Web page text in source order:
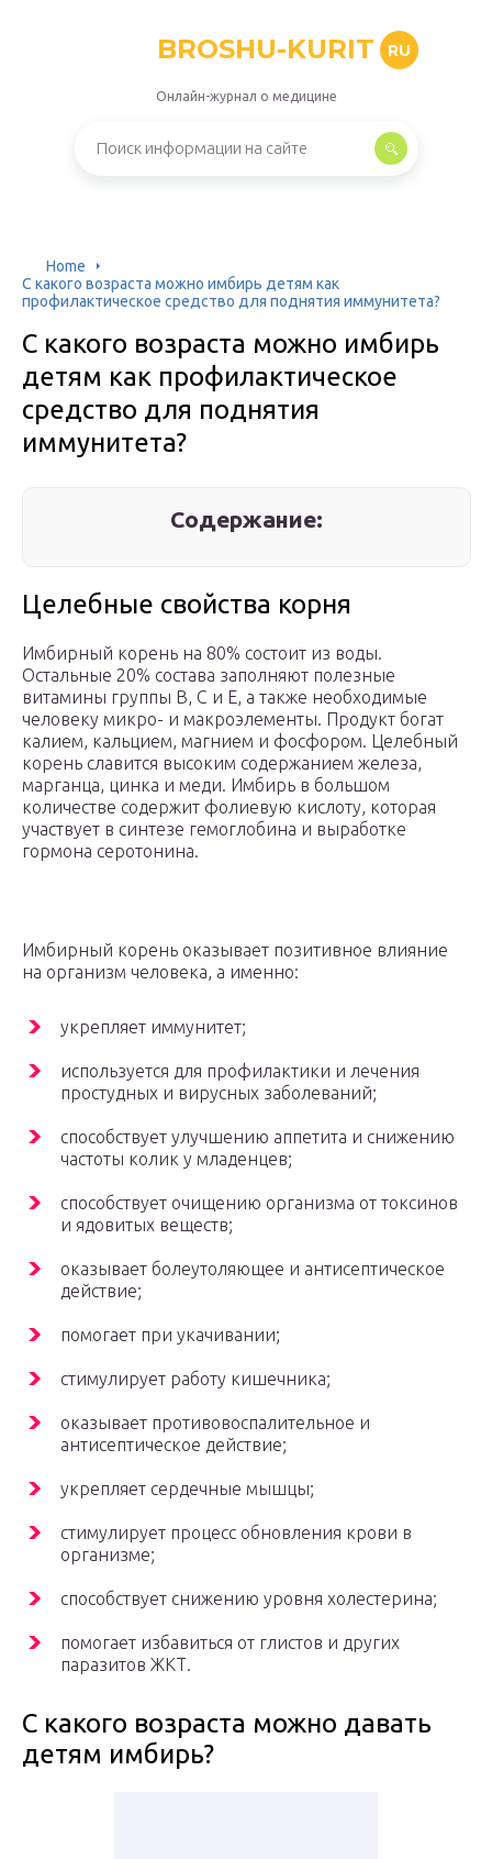
BROSHU-KURIT RU
Онлайн-журнал о медицине
Home
С какого возраста можно имбирь детям как
профилактическое средство для поднятия иммунитета?
С какого возраста можно имбирь
детям как профилактическое
средство для поднятия
иммунитета?
Содержание:
Целебные свойства корня
Имбирный корень на 80% состоит из воды.
Остальные 20% состава заполняют полезные
витамины группы B, C и E, а также необходимые
человеку микро- и макроэлементы. Продукт богат
калием, кальцием, магнием и фосфором. Целебный
корень славится высоким содержанием железа,
марганца, цинка и меди. Имбирь в большом
количестве содержит фолиевую кислоту, которая
участвует в синтезе гемоглобина и выработке
гормона серотонина.
Имбирный корень оказывает позитивное влияние
на организм человека, а именно:
укрепляет иммунитет;
используется для профилактики и лечения
простудных и вирусных заболеваний;
способствует улучшению аппетита и снижению
частоты колик у младенцев;
способствует очищению организма от токсинов
и ядовитых веществ;
оказывает болеутоляющее и антисептическое
действие;
помогает при укачивании;
стимулирует работу кишечника;
оказывает противовоспалительное и
антисептическое действие;
укрепляет сердечные мышцы;
стимулирует процесс обновления крови в
организме;
способствует снижению уровня холестерина;
помогает избавиться от глистов и других
паразитов ЖКТ.
С какого возраста можно давать
детям имбирь?